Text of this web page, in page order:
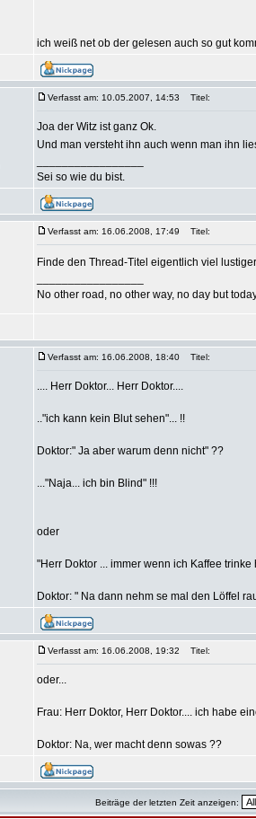
ich weiß net ob der gelesen auch so gut
Verfasst am: 10.05.2007, 14:53 Titel:
Joa der Witz ist ganz Ok.
Und man versteht ihn auch wenn man ihn
Sei so wie du bist.
Verfasst am: 16.06.2008, 17:49 Titel:
Finde den Thread-Titel eigentlich viel
No other road, no other way, no day but
Verfasst am: 16.06.2008, 18:40 Titel:
.... Herr Doktor... Herr Doktor....
.."ich kann kein Blut sehen"... !!
Doktor:" Ja aber warum denn nicht" ??
..."Naja... ich bin Blind" !!!
oder
"Herr Doktor ... immer wenn ich Kaffee
Doktor: " Na dann nehm se mal den Löffel
Verfasst am: 16.06.2008, 19:32 Titel:
oder...
Frau: Herr Doktor, Herr Doktor.... ich habe
Doktor: Na, wer macht denn sowas ??
Beiträge der letzten Zeit anzeigen: